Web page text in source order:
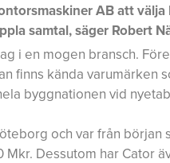
AB att
samtal, säger Robert
i en mogen bransch.
finns kända varumärken
byggnationen vid
och var från början
Mkr. Dessutom har Cator